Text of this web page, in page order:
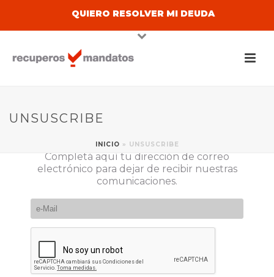
QUIERO RESOLVER MI DEUDA
UNSUSCRIBE
INICIO » UNSUSCRIBE
Completá aquí tu dirección de correo
electrónico para dejar de recibir nuestras
comunicaciones.